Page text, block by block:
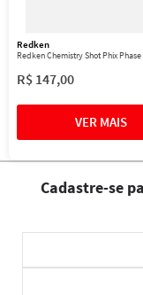
Redken
Redken Chemistry Shot Phix
R$ 147,00
Cadastre-se